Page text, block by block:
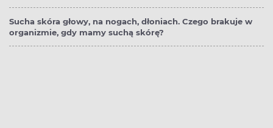
Sucha skóra głowy, na nogach, dłoniach. Czego brakuje w
organizmie, gdy mamy suchą skórę?